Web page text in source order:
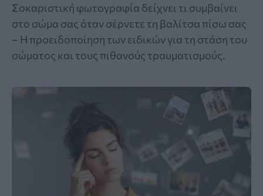
Σοκαριστική φωτογραφία δείχνει τι συμβαίνει
στο σώμα σας όταν σέρνετε τη βαλίτσα πίσω σας
– Η προειδοποίηση των ειδικών για τη στάση του
σώματος και τους πιθανούς τραυματισμούς.